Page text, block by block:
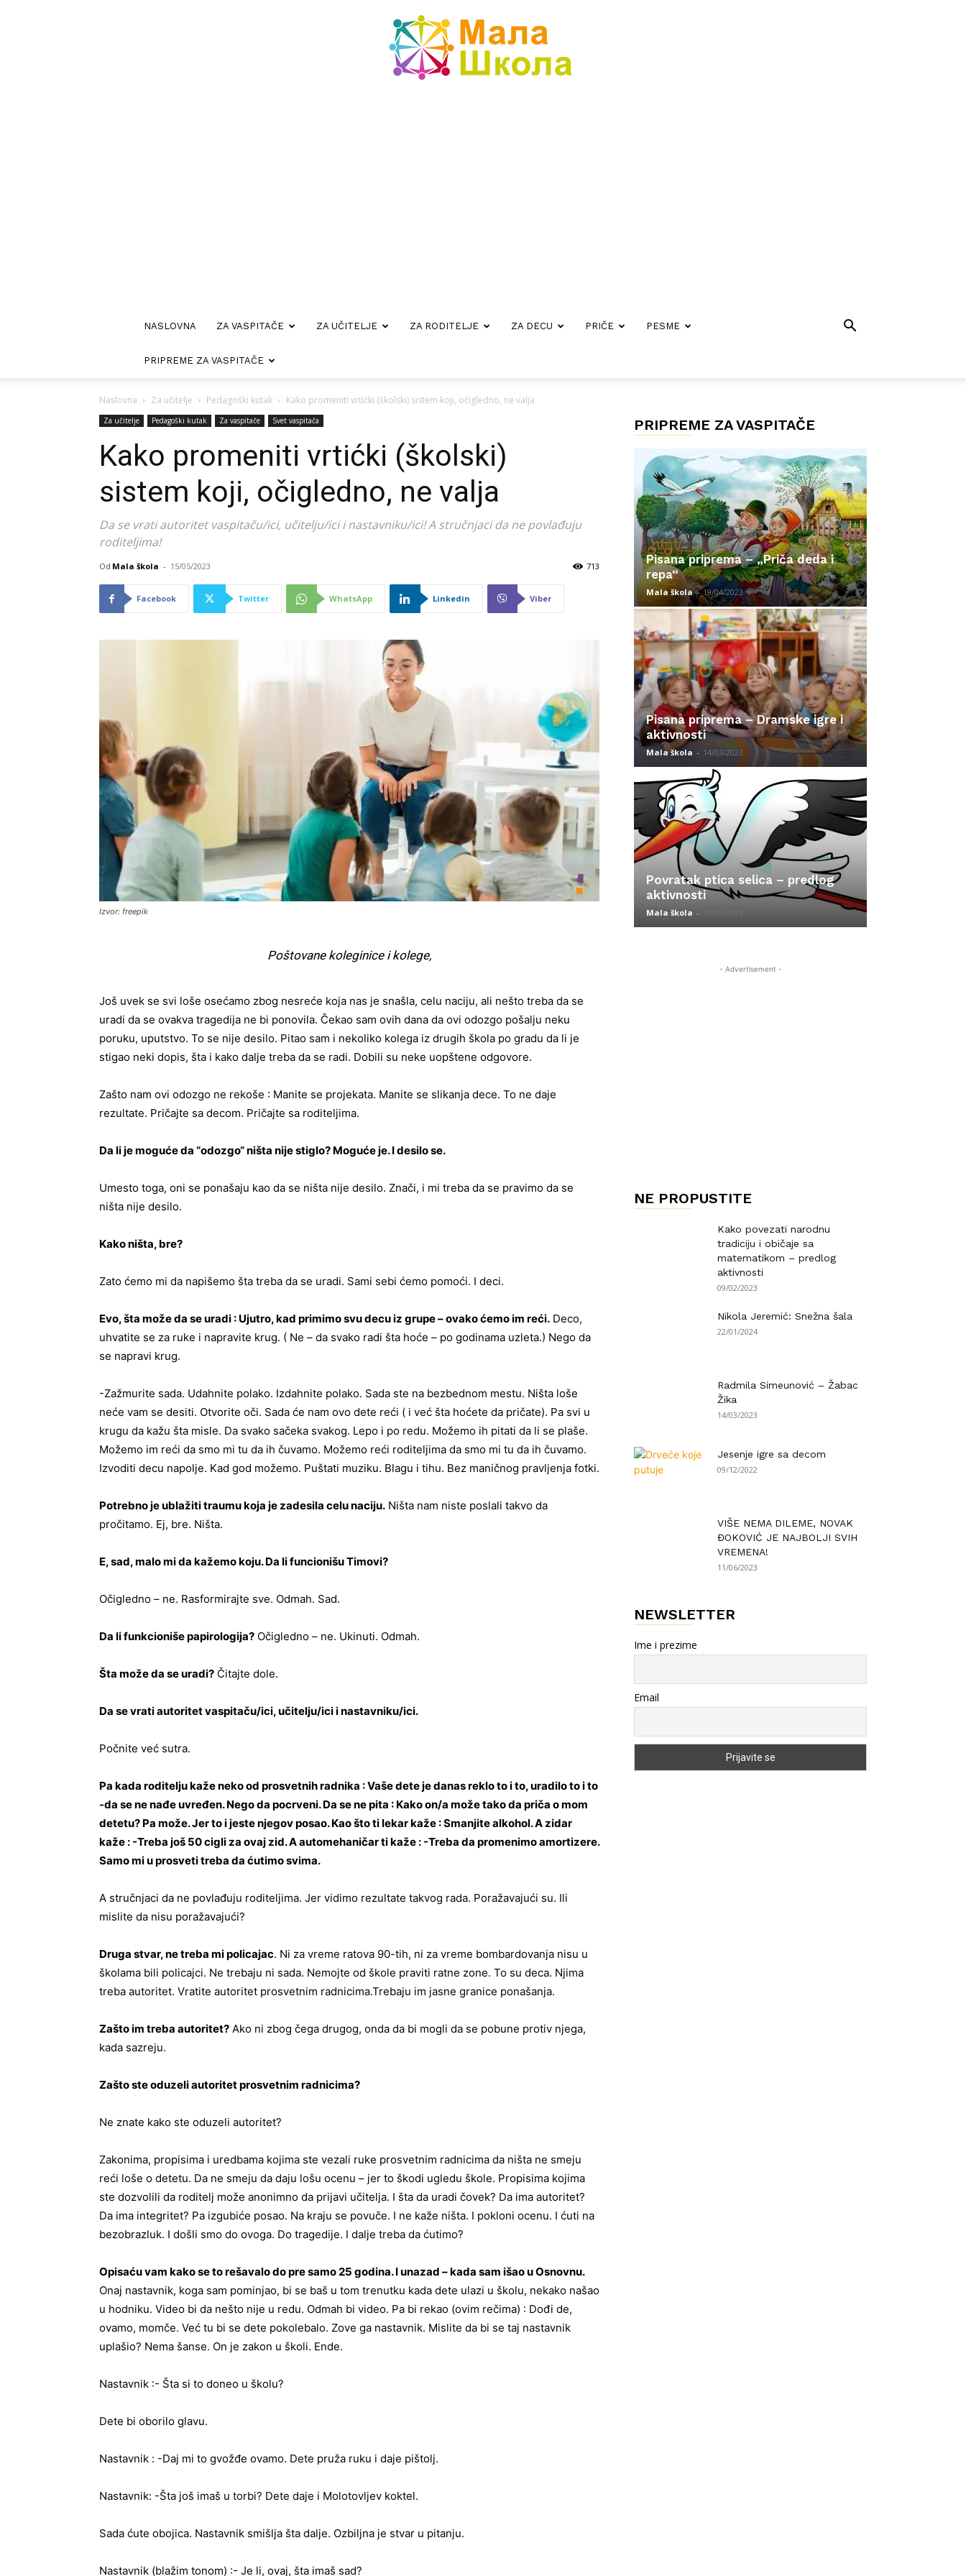
NASLOVNA ZA VASPITAČE ZA UČITELJE ZA RODITELJE ZA DECU PRIČE PESME
PRIPREME ZA VASPITAČE
Naslovna Za učitelje Pedagoški kutak Kako promeniti vrtićki (školski) sistem koji, očigledno, ne valja
Za učitelje Pedagoški kutak Za vaspitače Svet vaspitača
Kako promeniti vrtićki (školski)
sistem koji, očigledno, ne valja
Da se vrati autoritet vaspitaču/ici, učitelju/ici i nastavniku/ici! A stručnjaci da ne povlađuju
roditeljima!
Od Mala škola - 15/05/2023 713
Facebook Twitter WhatsApp Linkedin Viber
Izvor: freepik
Poštovane koleginice i kolege,
Još uvek se svi loše osećamo zbog nesreće koja nas je snašla, celu naciju, ali nešto treba da se
uradi da se ovakva tragedija ne bi ponovila. Čekao sam ovih dana da ovi odozgo pošalju neku
poruku, uputstvo. To se nije desilo. Pitao sam i nekoliko kolega iz drugih škola po gradu da li je
stigao neki dopis, šta i kako dalje treba da se radi. Dobili su neke uopštene odgovore.
Zašto nam ovi odozgo ne rekoše : Manite se projekata. Manite se slikanja dece. To ne daje
rezultate. Pričajte sa decom. Pričajte sa roditeljima.
Da li je moguće da “odozgo“ ništa nije stiglo? Moguće je. I desilo se.
Umesto toga, oni se ponašaju kao da se ništa nije desilo. Znači, i mi treba da se pravimo da se
ništa nije desilo.
Kako ništa, bre?
Zato ćemo mi da napišemo šta treba da se uradi. Sami sebi ćemo pomoći. I deci.
Evo, šta može da se uradi : Ujutro, kad primimo svu decu iz grupe – ovako ćemo im reći. Deco,
uhvatite se za ruke i napravite krug. ( Ne – da svako radi šta hoće – po godinama uzleta.) Nego da
se napravi krug.
-Zažmurite sada. Udahnite polako. Izdahnite polako. Sada ste na bezbednom mestu. Ništa loše
neće vam se desiti. Otvorite oči. Sada će nam ovo dete reći ( i već šta hoćete da pričate). Pa svi u
krugu da kažu šta misle. Da svako sačeka svakog. Lepo i po redu. Možemo ih pitati da li se plaše.
Možemo im reći da smo mi tu da ih čuvamo. Možemo reći roditeljima da smo mi tu da ih čuvamo.
Izvoditi decu napolje. Kad god možemo. Puštati muziku. Blagu i tihu. Bez maničnog pravljenja fotki.
Potrebno je ublažiti traumu koja je zadesila celu naciju. Ništa nam niste poslali takvo da
pročitamo. Ej, bre. Ništa.
E, sad, malo mi da kažemo koju. Da li funcionišu Timovi?
Očigledno – ne. Rasformirajte sve. Odmah. Sad.
Da li funkcioniše papirologija? Očigledno – ne. Ukinuti. Odmah.
Šta može da se uradi? Čitajte dole.
Da se vrati autoritet vaspitaču/ici, učitelju/ici i nastavniku/ici.
Počnite već sutra.
Pa kada roditelju kaže neko od prosvetnih radnika : Vaše dete je danas reklo to i to, uradilo to i to
-da se ne nađe uvređen. Nego da pocrveni. Da se ne pita : Kako on/a može tako da priča o mom
detetu? Pa može. Jer to i jeste njegov posao. Kao što ti lekar kaže : Smanjite alkohol. A zidar
kaže : -Treba još 50 cigli za ovaj zid. A automehaničar ti kaže : -Treba da promenimo amortizere.
Samo mi u prosveti treba da ćutimo svima.
A stručnjaci da ne povlađuju roditeljima. Jer vidimo rezultate takvog rada. Poražavajući su. Ili
mislite da nisu poražavajući?
Druga stvar, ne treba mi policajac. Ni za vreme ratova 90-tih, ni za vreme bombardovanja nisu u
školama bili policajci. Ne trebaju ni sada. Nemojte od škole praviti ratne zone. To su deca. Njima
treba autoritet. Vratite autoritet prosvetnim radnicima.Trebaju im jasne granice ponašanja.
Zašto im treba autoritet? Ako ni zbog čega drugog, onda da bi mogli da se pobune protiv njega,
kada sazreju.
Zašto ste oduzeli autoritet prosvetnim radnicima?
Ne znate kako ste oduzeli autoritet?
Zakonima, propisima i uredbama kojima ste vezali ruke prosvetnim radnicima da ništa ne smeju
reći loše o detetu. Da ne smeju da daju lošu ocenu – jer to škodi ugledu škole. Propisima kojima
ste dozvolili da roditelj može anonimno da prijavi učitelja. I šta da uradi čovek? Da ima autoritet?
Da ima integritet? Pa izgubiće posao. Na kraju se povuče. I ne kaže ništa. I pokloni ocenu. I ćuti na
bezobrazluk. I došli smo do ovoga. Do tragedije. I dalje treba da ćutimo?
Opisaću vam kako se to rešavalo do pre samo 25 godina. I unazad – kada sam išao u Osnovnu.
Onaj nastavnik, koga sam pominjao, bi se baš u tom trenutku kada dete ulazi u školu, nekako našao
u hodniku. Video bi da nešto nije u redu. Odmah bi video. Pa bi rekao (ovim rečima) : Dođi de,
ovamo, momče. Već tu bi se dete pokolebalo. Zove ga nastavnik. Mislite da bi se taj nastavnik
uplašio? Nema šanse. On je zakon u školi. Ende.
Nastavnik :- Šta si to doneo u školu?
Dete bi oborilo glavu.
Nastavnik : -Daj mi to gvožđe ovamo. Dete pruža ruku i daje pištolj.
Nastavnik: -Šta još imaš u torbi? Dete daje i Molotovljev koktel.
Sada ćute obojica. Nastavnik smišlja šta dalje. Ozbiljna je stvar u pitanju.
Nastavnik (blažim tonom) :- Je li, ovaj, šta imaš sad?
PRIPREME ZA VASPITAČE
Pisana priprema – „Priča deda i
repa“
Mala škola - 19/04/2023
Pisana priprema – Dramske igre i
aktivnosti
Mala škola - 14/03/2023
Povratak ptica selica – predlog
aktivnosti
Mala škola -
- Advertisement -
NE PROPUSTITE
Kako povezati narodnu
tradiciju i običaje sa
matematikom – predlog
aktivnosti
09/02/2023
Nikola Jeremić: Snežna šala
22/01/2024
Radmila Simeunović – Žabac
Žika
14/03/2023
Jesenje igre sa decom
09/12/2022
VIŠE NEMA DILEME, NOVAK
ĐOKOVIĆ JE NAJBOLJI SVIH
VREMENA!
11/06/2023
NEWSLETTER
Ime i prezime
Email